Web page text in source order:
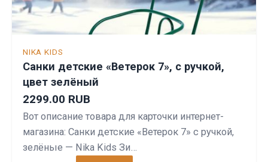
NIKA KIDS
Санки детские «Ветерок 7», с ручкой,
цвет зелёный
2299.00 RUB
Вот описание товара для карточки интернет-
магазина: Санки детские «Ветерок 7» с ручкой,
зелёные — Nika Kids Зи…